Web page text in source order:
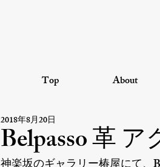
Top About
Belpasso 革
2018年8月20日